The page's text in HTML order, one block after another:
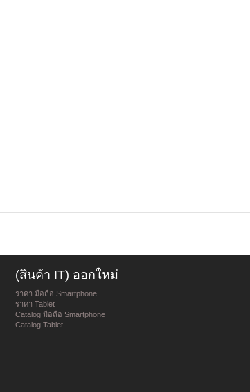
(สินค้า IT) ออกใหม่
ราคา มือถือ Smartphone
ราคา Tablet
Catalog มือถือ Smartphone
Catalog Tablet